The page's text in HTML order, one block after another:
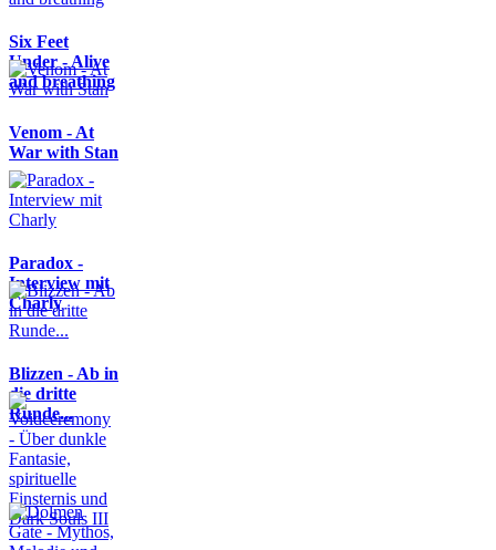
Six Feet
Under - Alive
and breathing
Venom - At
War with Stan
Paradox -
Interview mit
Charly
Blizzen - Ab in
die dritte
Runde...